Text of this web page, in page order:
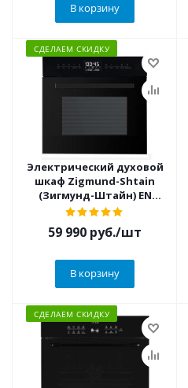
В корзину
СДЕЛАЕМ СКИДКУ
Электрический духовой
шкаф Zigmund-Shtain
(Зигмунд-Штайн) EN
117.921 B + ВИДЕО О
59 990 руб./шт
В корзину
СДЕЛАЕМ СКИДКУ